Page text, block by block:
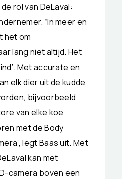
rol van DeLaval:
“In meer en
het om
lang niet altijd. Het
Met accurate en
elk dier uit de kudde
bijvoorbeeld
van elke koe
met de Body
legt Baas uit. Met
kan met
camera boven een